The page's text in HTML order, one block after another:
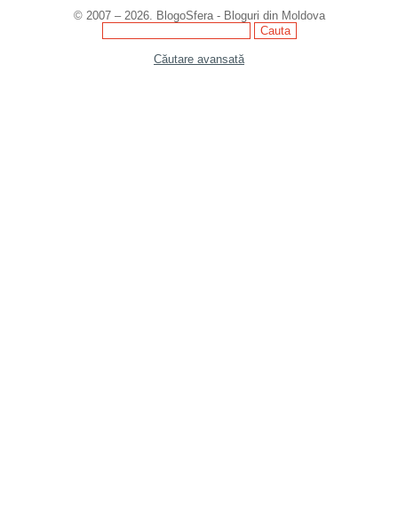
© 2007 – 2026. BlogoSfera - Bloguri din Moldova
Căutare avansată